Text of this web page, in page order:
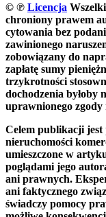
© ℗ Licencja
chroniony prawem
cytowania bez
zawinionego
zobowiązany do
zapłatę sumy
trzykrotności
dochodzenia byłoby
uprawnionego
Celem publikacji
nieruchomości
umieszczone w
poglądami jego
ani prawnych.
ani faktycznego
świadczy pomocy